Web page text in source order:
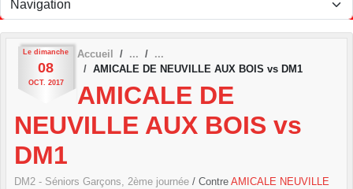
Le dimanche
08
OCT. 2017
Accueil
AMICALE DE NEUVILLE AUX BOIS vs DM1
AMICALE DE
NEUVILLE AUX BOIS vs
DM1
DM2 - Séniors Garçons, 2ème journée / Contre AMICALE NEUVILLE